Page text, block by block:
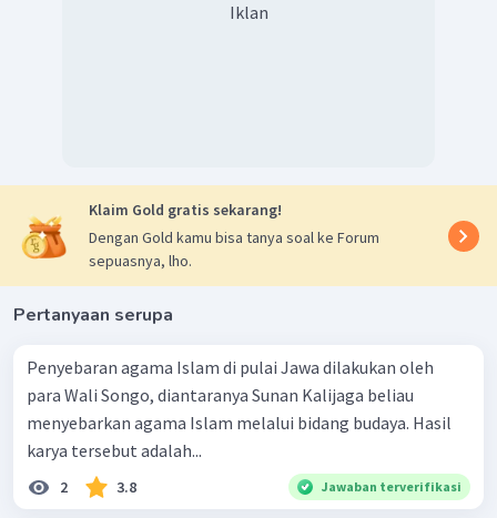
Iklan
Klaim Gold gratis sekarang!
Dengan Gold kamu bisa tanya soal ke Forum
sepuasnya, lho.
Pertanyaan serupa
Penyebaran agama Islam di pulai Jawa dilakukan oleh
para Wali Songo, diantaranya Sunan Kalijaga beliau
menyebarkan agama Islam melalui bidang budaya. Hasil
karya tersebut adalah...
2 3.8 Jawaban terverifikasi